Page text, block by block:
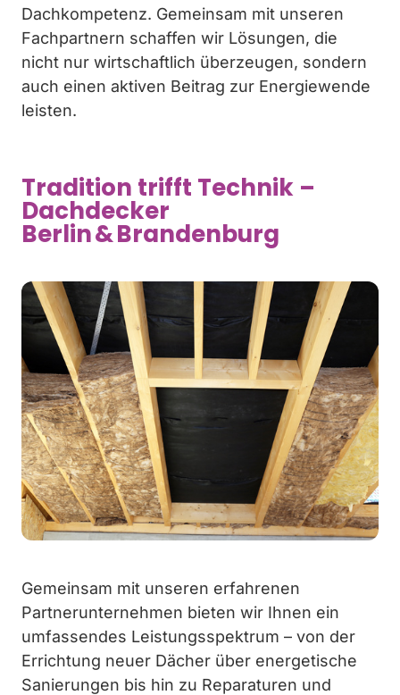
Dachkompetenz. Gemeinsam mit unseren
Fachpartnern schaffen wir Lösungen, die
nicht nur wirtschaftlich überzeugen, sondern
auch einen aktiven Beitrag zur Energiewende
leisten.
Tradition trifft Technik –
Dachdecker
Berlin & Brandenburg
Gemeinsam mit unseren erfahrenen
Partnerunternehmen bieten wir Ihnen ein
umfassendes Leistungsspektrum – von der
Errichtung neuer Dächer über energetische
Sanierungen bis hin zu Reparaturen und